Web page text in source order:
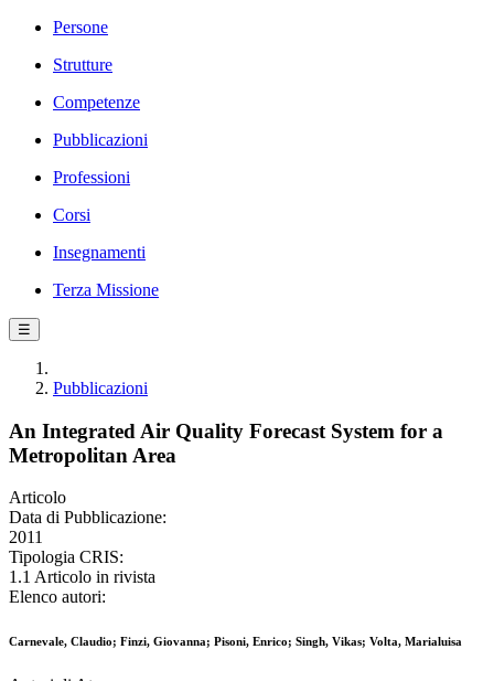
Persone
Strutture
Competenze
Pubblicazioni
Professioni
Corsi
Insegnamenti
Terza Missione
☰
Pubblicazioni
An Integrated Air Quality Forecast System for a
Metropolitan Area
Articolo
Data di Pubblicazione:
2011
Tipologia CRIS:
1.1 Articolo in rivista
Elenco autori:
Carnevale, Claudio; Finzi, Giovanna; Pisoni, Enrico; Singh, Vikas; Volta, Marialuisa